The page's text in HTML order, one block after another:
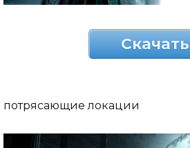
Скачать
потрясающие локации